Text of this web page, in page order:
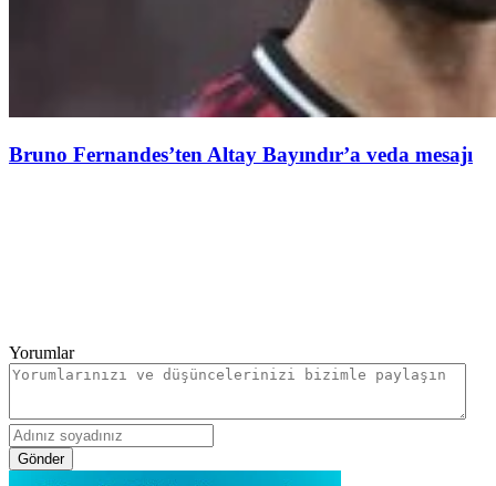
Bruno Fernandes’ten Altay Bayındır’a veda mesajı
Yorumlar
Gönder